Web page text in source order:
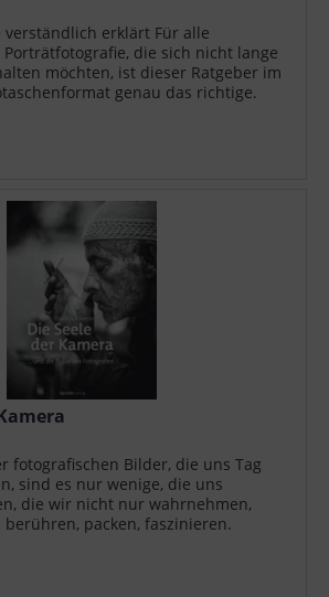
verständlich erklärt Für alle
die sich nicht lange
möchten, ist dieser Ratgeber im
genau das richtige.
fotografischen Bilder, die uns Tag
sind es nur wenige, die uns
die wir nicht nur wahrnehmen,
packen, faszinieren.
sind sie fast...